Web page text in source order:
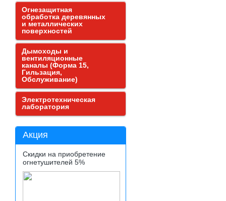
Огнезащитная
обработка деревянных
и металлических
поверхностей
Дымоходы и
вентиляционные
каналы (Форма 15,
Гильзация,
Обслуживание)
Электротехническая
лаборатория
Акция
Скидки на приобретение
огнетушителей 5%